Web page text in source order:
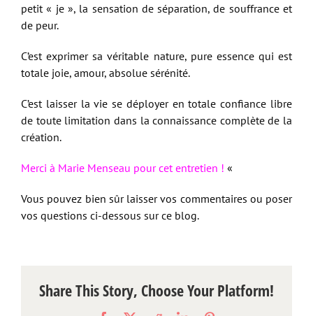
petit « je », la sensation de séparation, de souffrance et
de peur.
C’est exprimer sa véritable nature, pure essence qui est
totale joie, amour, absolue sérénité.
C’est laisser la vie se déployer en totale confiance libre
de toute limitation dans la connaissance complète de la
création.
Merci à Marie Menseau pour cet entretien ! «
Vous pouvez bien sûr laisser vos commentaires ou poser
vos questions ci-dessous sur ce blog.
Share This Story, Choose Your Platform!